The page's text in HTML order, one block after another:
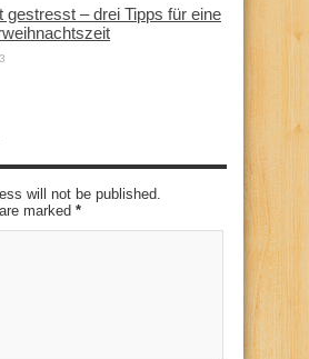
gestresst – drei Tipps für eine
will not be published.
marked *